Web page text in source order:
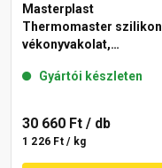
Masterplast
Thermomaster szilikon
vékonyvakolat,
04-C 25 kg
Gyártói készleten
30 660 Ft / db
1 226 Ft / kg